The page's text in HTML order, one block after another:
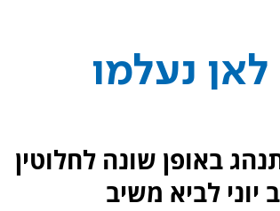
נעלמו
באופן שונה לחלוטין